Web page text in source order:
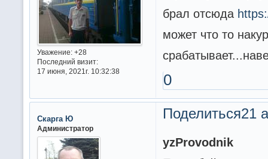
Уважение: +28
Последний визит:
17 июня, 2021г. 10:32:38
брал отсюда
может что то
0
Поделиться21
Скарга Ю
Администратор
yzProvodnik